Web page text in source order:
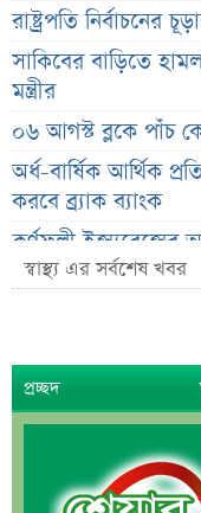
রাষ্ট্রপতি নির্বাচনের
সাকিবের বাড়িতে
মন্ত্রীর
০৬ আগস্ট ব্লকে পাঁচ
অর্ধ-বার্ষিক আর্থিক
করবে ব্র্যাক ব্যাংক
কর্ণফুলী ইন্স্যুরেন্সের
৭৫ হাজার ২৮৩
০৬ আগস্ট লেনদেনের
০৬ আগস্ট দর পতনের
০৬ আগস্ট দর বৃদ্ধির
স্বাস্থ্য এর সর্বশেষ খবর
প্রচ্ছদ